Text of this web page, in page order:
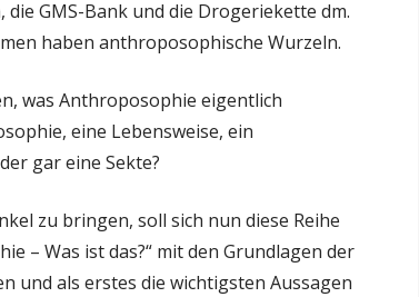
GMS-Bank und die Drogeriekette dm.
haben anthroposophische Wurzeln.
was Anthroposophie eigentlich
eine Lebensweise, ein
gar eine Sekte?
zu bringen, soll sich nun diese Reihe
– Was ist das?“ mit den Grundlagen der
und als erstes die wichtigsten Aussagen